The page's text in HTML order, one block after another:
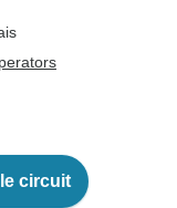
circuit